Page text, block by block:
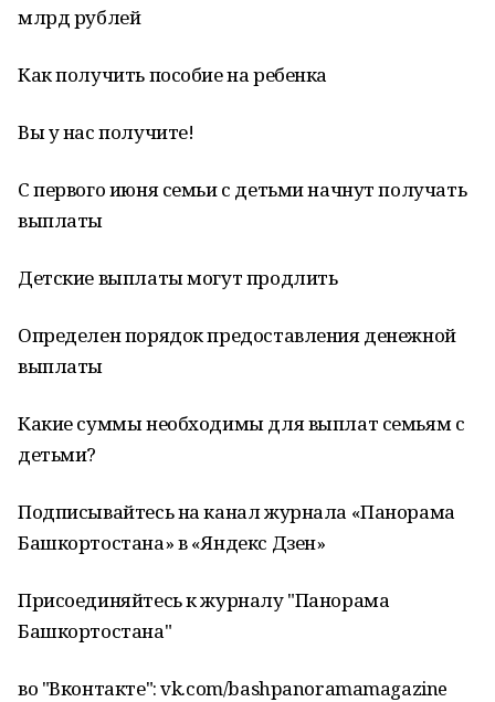
млрд рублей
Как получить пособие на ребенка
Вы у нас получите!
С первого июня семьи с детьми начнут получать
выплаты
Детские выплаты могут продлить
Определен порядок предоставления денежной
выплаты
Какие суммы необходимы для выплат семьям с
детьми?
Подписывайтесь на канал журнала «Панорама
Башкортостана» в «Яндекс Дзен»
Присоединяйтесь к журналу "Панорама
Башкортостана"
во "Вконтакте": vk.com/bashpanoramamagazine